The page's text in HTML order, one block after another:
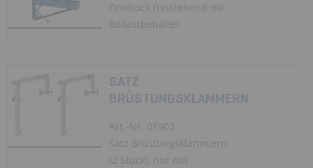
Dreibock freistehend mit
Ballastbehälter
SATZ
BRÜSTUNGSKLAMMERN
Art.-Nr. 01902
Satz Brüstungsklammern
(2 Stück), nur mit